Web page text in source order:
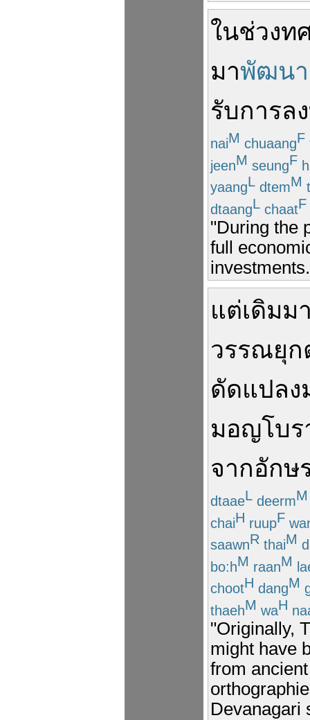
ในช่วงท
มาพัฒนา
รับการล
naiM chuaangF
jeenM seungF
yaangL dtemM
dtaangL chaatF
"During the
full
แต่เดิมม
วรรณยุก
ดัดแปลง
มอญโบ
จากอักษ
dtaaeL deermM
chaiH ruupF
saawnR thaiM
bo:hM raanM
chootH dangM
thaehM waH
"Originally,
might have
from
Devanagari